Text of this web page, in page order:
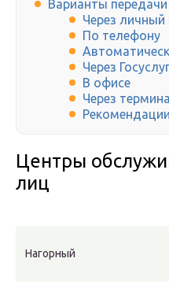
Варианты передачи
Через личный
По телефону
Через
В офисе
Через
Рекомендации
Центры
лиц
Нагорный